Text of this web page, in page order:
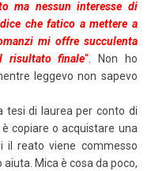
ma nessun interesse di
che fatico a mettere a
mi offre succulenta
risultato finale“. Non ho
leggevo non sapevo
tesi di laurea per conto di
copiare o acquistare una
il reato viene commesso
Mica è cosa da poco,